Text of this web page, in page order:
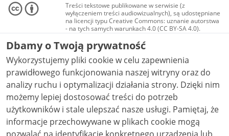
Treści tekstowe publikowane w serwisie (z
wyłączeniem treści audiowizualnych), są udostępniane
na licencji typu Creative Commons: uznanie autorstwa
- na tych samych warunkach 4.0 (CC BY-SA 4.0).
Materiały audiowizualne, w tym zdjęcia, materiały
audio i wideo, są udostępniane na licencji typu
Creative Commons: uznanie autorstwa użycie
niekomercyjne - bez utworów zależnych 4.0 (CC BY-
NC-ND 4.0), o ile nie jest to stwierdzone inaczej.
Dbamy o Twoją prywatność
Wykorzystujemy pliki cookie w celu zapewnienia
prawidłowego funkcjonowania naszej witryny oraz do
analizy ruchu i optymalizacji działania strony. Dzięki nim
możemy lepiej dostosować treści do potrzeb
użytkowników i stale ulepszać nasze usługi. Pamiętaj, że
informacje przechowywane w plikach cookie mogą